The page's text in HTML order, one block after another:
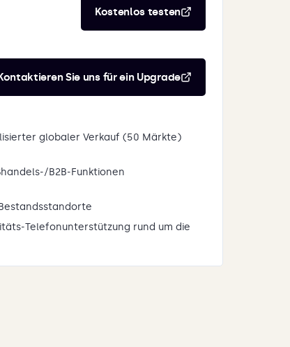
Kostenlos testen
Sie uns für ein Upgrade
globaler Verkauf (50 Märkte)
B2B-Funktionen
Telefonunterstützung rund um die